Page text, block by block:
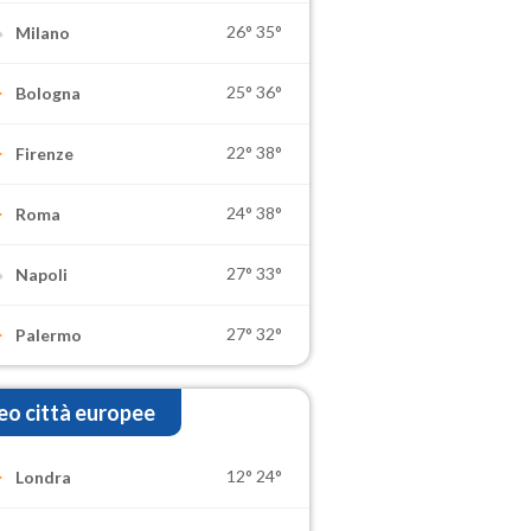
Milano 26° 35°
Bologna 25° 36°
Firenze 22° 38°
Roma 24° 38°
Napoli 27° 33°
Palermo 27° 32°
città europee
Londra 12° 24°